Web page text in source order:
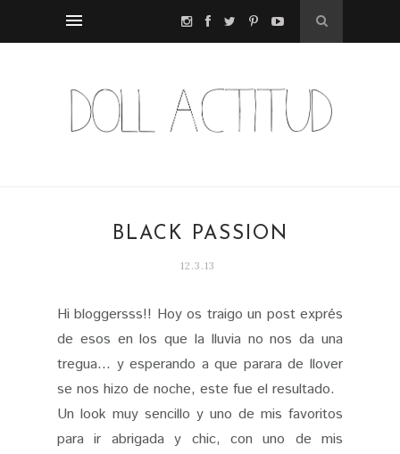
BLACK PASSION
12.3.13
Hi bloggersss!! Hoy os traigo un post exprés
de esos en los que la lluvia no nos da una
tregua... y esperando a que parara de llover
se nos hizo de noche, este fue el resultado.
Un look muy sencillo y uno de mis favoritos
para ir abrigada y chic, con uno de mis